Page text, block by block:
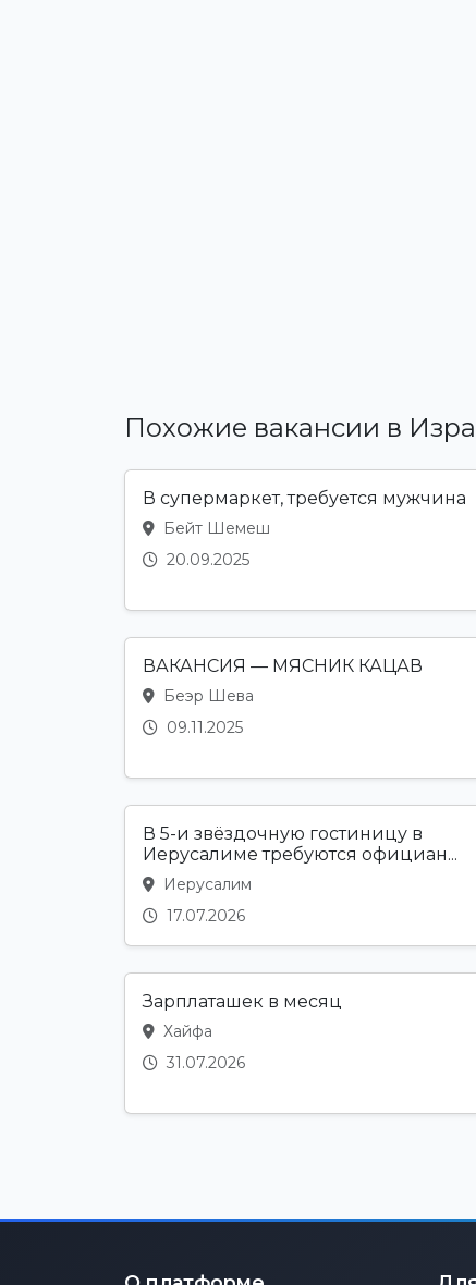
Похожие вакансии в
В супермаркет, требуется мужчина
Бейт Шемеш
20.09.2025
ВАКАНСИЯ — МЯСНИК КАЦАВ
Беэр Шева
09.11.2025
В 5-и звёздочную гостиницу в
Иерусалиме требуются официан...
Иерусалим
17.07.2026
Зарплаташек в месяц
Хайфа
31.07.2026